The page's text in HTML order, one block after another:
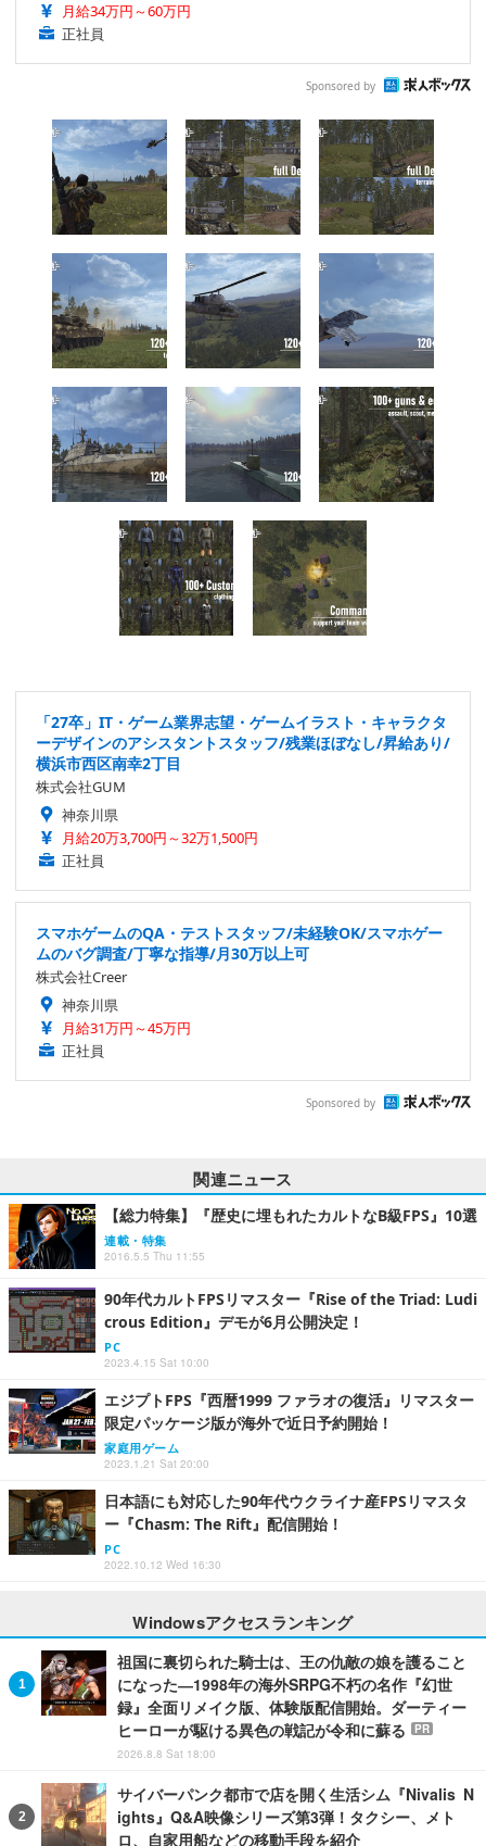
月給34万円～60万円
正社員
Sponsored by
「27卒」IT・ゲーム業界志望・ゲームイラスト・キャラクタ
ーデザインのアシスタントスタッフ/残業ほぼなし/昇給あり/
横浜市西区南幸2丁目
株式会社GUM
神奈川県
月給20万3,700円～32万1,500円
正社員
スマホゲームのQA・テストスタッフ/未経験OK/スマホゲー
ムのバグ調査/丁寧な指導/月30万以上可
株式会社Creer
神奈川県
月給31万円～45万円
正社員
Sponsored by
関連ニュース
【総力特集】『歴史に埋もれたカルトなB級FPS』10選
連載・特集
2016.5.5 Thu 11:55
90年代カルトFPSリマスター『Rise of the Triad: Ludi
crous Edition』デモが6月公開決定！
PC
2023.4.15 Sat 10:00
エジプトFPS『西暦1999 ファラオの復活』リマスター
限定パッケージ版が海外で近日予約開始！
家庭用ゲーム
2023.1.21 Sat 20:00
日本語にも対応した90年代ウクライナ産FPSリマスタ
ー『Chasm: The Rift』配信開始！
PC
2022.10.12 Wed 16:30
Windowsアクセスランキング
祖国に裏切られた騎士は、王の仇敵の娘を護ること
になった―1998年の海外SRPG不朽の名作『幻世
録』全面リメイク版、体験版配信開始。ダーティー
ヒーローが駆ける異色の戦記が令和に蘇る
PR
2026.8.8 Sat 18:00
サイバーパンク都市で店を開く生活シム『Nivalis N
ights』Q&A映像シリーズ第3弾！タクシー、メト
ロ、自家用船などの移動手段を紹介